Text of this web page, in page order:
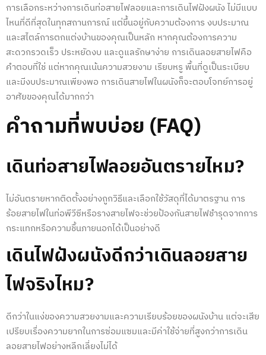
การเลือกระหว่างการเดินท่อสายไฟลอยและการเดินไฟฝังผนังไม่มีแบบ
ไหนที่ดีที่สุดในทุกสถานการณ์ แต่ขึ้นอยู่กับความต้องการ งบประมาณ
และสไตล์การตกแต่งบ้านของคุณเป็นหลัก หากคุณต้องการความ
สะดวกรวดเร็ว ประหยัดงบ และดูแลรักษาง่าย การเดินลอยสายไฟคือ
คำตอบที่ใช่ แต่หากคุณเน้นความสวยงาม เรียบหรู พื้นที่ดูเป็นระเบียบ
และมีงบประมาณเพียงพอ การเดินสายไฟในผนังก็จะตอบโจทย์การอยู่
อาศัยของคุณได้มากกว่า
คำถามที่พบบ่อย (FAQ)
เดินท่อสายไฟลอยอันตรายไหม?
ไม่อันตรายหากติดตั้งอย่างถูกวิธีและเลือกใช้วัสดุที่ได้มาตรฐาน การ
ร้อยสายไฟในท่อพีวีซีหรือรางสายไฟจะช่วยป้องกันสายไฟชำรุดจากการ
กระแทกหรือความชื้นภายนอกได้เป็นอย่างดี
เดินไฟฝังผนังดีกว่าเดินลอยสาย
ไฟจริงไหม?
ดีกว่าในแง่ของความสวยงามและความเรียบร้อยของผนังบ้าน แต่จะเสีย
เปรียบเรื่องความยากในการซ่อมแซมและมีค่าใช้จ่ายที่สูงกว่าการเดิน
ลอยสายไฟอย่างหลีกเลี่ยงไม่ได้